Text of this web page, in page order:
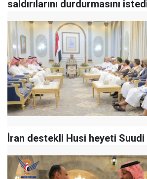
saldırılarını durdurmasını
İran destekli Husi heyeti